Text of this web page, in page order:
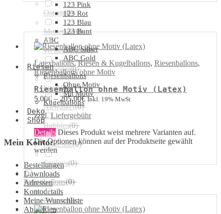
123 Pink
123 Rot
123 Blau
123 Bunt
ABC
ABC Silber
ABC Gold
Riesen
Riesenballons
Ohne Motiv
Mit Motiv
Kugelballons
Deko
Shop
Mein Konto:
Bestellungen
Downloads
Adressen
Kontodetails
Meine Wunschliste
Abmelden
Latexballons,Riesen & Kugelballons, Riesenballons,
Riesenballons ohne Motiv
Riesenballon ohne Motiv (Latex)
5,00€– 205,00€ Inkl. 19% MwSt
zzgl.Liefergebühr
Details Dieses Produkt weist mehrere Varianten auf.
Die Optionen können auf der Produktseite gewählt
werden
Ostern(0)
Muttertag(0)
Weihnachten(0)
Silvester(0)
Sport(0)
Airwalker(0)
Bubbles(0)
Singende(0)
Smileys(0)
Folienballons(0)
Herzen(0)